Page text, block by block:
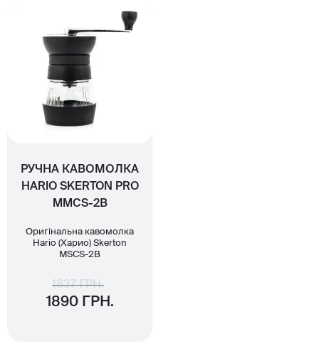
РУЧНА КАВОМОЛКА
HARIO SKERTON PRO
MMCS-2В
Оригінальна кавомолка
Hario (Харио) Skerton
MSCS-2B
1837 ГРН.
1890 ГРН.